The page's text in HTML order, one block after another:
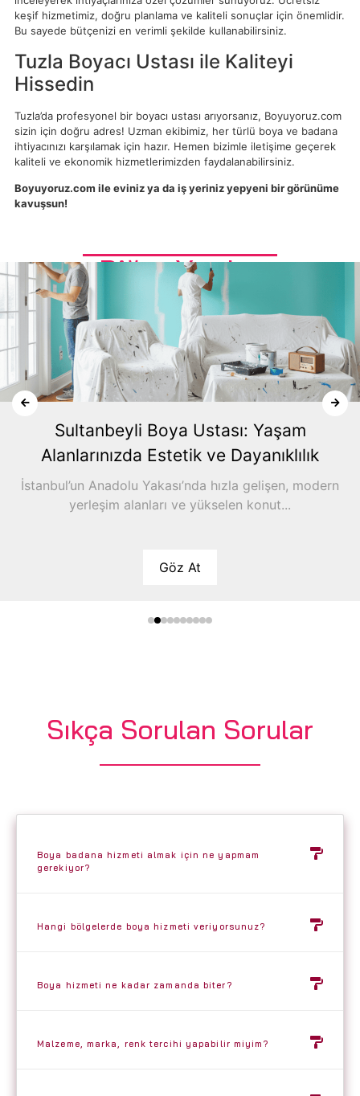
keşif hizmetimiz, doğru planlama ve kaliteli sonuçlar için önemlidir.
Bu sayede bütçenizi en verimli şekilde kullanabilirsiniz.
Tuzla Boyacı Ustası ile Kaliteyi
Hissedin
Tuzla’da profesyonel bir boyacı ustası arıyorsanız, Boyuyoruz.com
sizin için doğru adres! Uzman ekibimiz, her türlü boya ve badana
ihtiyacınızı karşılamak için hazır. Hemen bizimle iletişime geçerek
kaliteli ve ekonomik hizmetlerimizden faydalanabilirsiniz.
Boyuyoruz.com ile eviniz ya da iş yeriniz yepyeni bir görünüme
kavuşsun!
Diğer Yazılar
Sultanbeyli Boya Ustası: Yaşam
Alanlarınızda Estetik ve Dayanıklılık
İstanbul’un Anadolu Yakası’nda hızla gelişen, modern
yerleşim alanları ve yükselen konut...
Göz At
Sıkça Sorulan Sorular
Boya badana hizmeti almak için ne yapmam
gerekiyor?
Hangi bölgelerde boya hizmeti veriyorsunuz?
Boya hizmeti ne kadar zamanda biter?
Malzeme, marka, renk tercihi yapabilir miyim?